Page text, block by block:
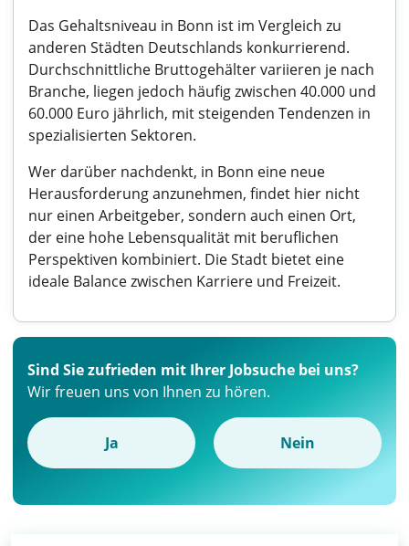
Das Gehaltsniveau in Bonn ist im Vergleich zu
anderen Städten Deutschlands konkurrierend.
Durchschnittliche Bruttogehälter variieren je nach
Branche, liegen jedoch häufig zwischen 40.000 und
60.000 Euro jährlich, mit steigenden Tendenzen in
spezialisierten Sektoren.
Wer darüber nachdenkt, in Bonn eine neue
Herausforderung anzunehmen, findet hier nicht
nur einen Arbeitgeber, sondern auch einen Ort,
der eine hohe Lebensqualität mit beruflichen
Perspektiven kombiniert. Die Stadt bietet eine
ideale Balance zwischen Karriere und Freizeit.
Sind Sie zufrieden mit Ihrer Jobsuche bei uns?
Wir freuen uns von Ihnen zu hören.
Ja Nein